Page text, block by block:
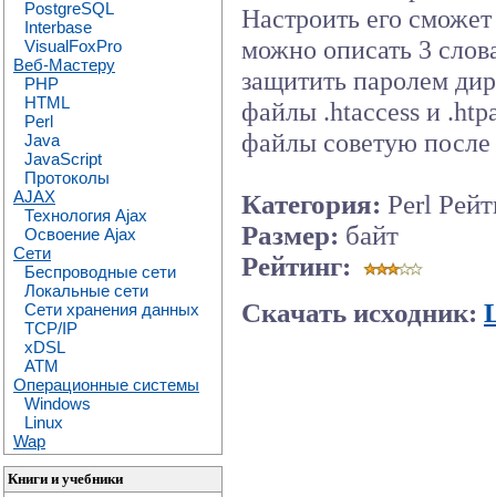
PostgreSQL
Interbase
VisualFoxPro
Веб-Мастеру
PHP
HTML
Perl
Java
JavaScript
Протоколы
AJAX
Технология Ajax
Освоение Ajax
Сети
Беспроводные сети
Локальные сети
Сети хранения данных
TCP/IP
xDSL
ATM
Операционные системы
Windows
Linux
Wap
Книги и учебники
Настроить его
можно описать 3
защитить паролем
файлы .htaccess и
файлы советую после
Категория: Perl
Размер: байт
Рейтинг:
Скачать исходник: